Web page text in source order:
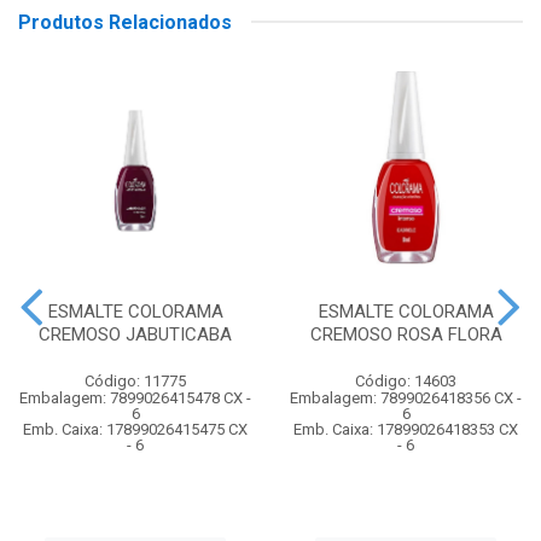
Produtos Relacionados
ESMALTE COLORAMA
CREMOSO JABUTICABA
Código: 11775
Embalagem: 7899026415478 CX -
6
Emb. Caixa: 17899026415475 CX
- 6
ESMALTE COLORAMA
CREMOSO ROSA FLORA
Código: 14603
Embalagem: 7899026418356 CX -
6
Emb. Caixa: 17899026418353 CX
- 6